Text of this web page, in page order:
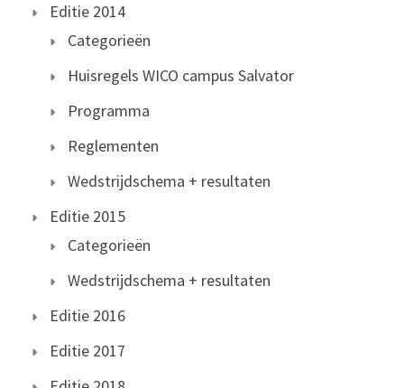
Editie 2014
Categorieën
Huisregels WICO campus Salvator
Programma
Reglementen
Wedstrijdschema + resultaten
Editie 2015
Categorieën
Wedstrijdschema + resultaten
Editie 2016
Editie 2017